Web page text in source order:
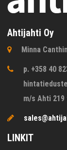
Ahtijahti Oy
Minna
p. +358 40
m/s Ahti 219
LINKIT